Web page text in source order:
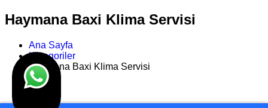
Haymana Baxi Klima Servisi
Ana Sayfa
Kategoriler
Haymana Baxi Klima Servisi
>>